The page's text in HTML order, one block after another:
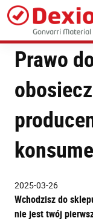
Skip
main
content
Prawo
2025-03-26
Wchodzisz do
nie jest twój